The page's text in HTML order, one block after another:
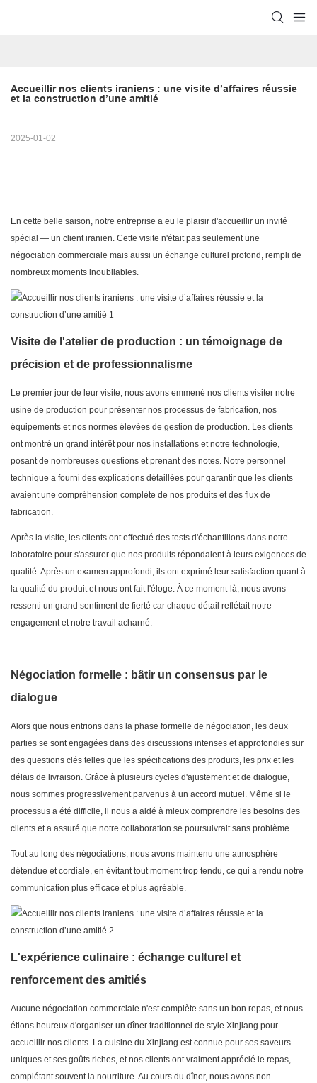
Accueillir nos clients iraniens : une visite d’affaires réussie
et la construction d’une amitié
2025-01-02
En cette belle saison, notre entreprise a eu le plaisir d'accueillir un invité
spécial — un client iranien. Cette visite n'était pas seulement une
négociation commerciale mais aussi un échange culturel profond, rempli de
nombreux moments inoubliables.
Visite de l'atelier de production : un témoignage de
précision et de professionnalisme
Le premier jour de leur visite, nous avons emmené nos clients visiter notre
usine de production pour présenter nos processus de fabrication, nos
équipements et nos normes élevées de gestion de production. Les clients
ont montré un grand intérêt pour nos installations et notre technologie,
posant de nombreuses questions et prenant des notes. Notre personnel
technique a fourni des explications détaillées pour garantir que les clients
avaient une compréhension complète de nos produits et des flux de
fabrication.
Après la visite, les clients ont effectué des tests d'échantillons dans notre
laboratoire pour s'assurer que nos produits répondaient à leurs exigences de
qualité. Après un examen approfondi, ils ont exprimé leur satisfaction quant à
la qualité du produit et nous ont fait l'éloge. À ce moment-là, nous avons
ressenti un grand sentiment de fierté car chaque détail reflétait notre
engagement et notre travail acharné.
Négociation formelle : bâtir un consensus par le
dialogue
Alors que nous entrions dans la phase formelle de négociation, les deux
parties se sont engagées dans des discussions intenses et approfondies sur
des questions clés telles que les spécifications des produits, les prix et les
délais de livraison. Grâce à plusieurs cycles d'ajustement et de dialogue,
nous sommes progressivement parvenus à un accord mutuel. Même si le
processus a été difficile, il nous a aidé à mieux comprendre les besoins des
clients et a assuré que notre collaboration se poursuivrait sans problème.
Tout au long des négociations, nous avons maintenu une atmosphère
détendue et cordiale, en évitant tout moment trop tendu, ce qui a rendu notre
communication plus efficace et plus agréable.
L'expérience culinaire : échange culturel et
renforcement des amitiés
Aucune négociation commerciale n'est complète sans un bon repas, et nous
étions heureux d'organiser un dîner traditionnel de style Xinjiang pour
accueillir nos clients. La cuisine du Xinjiang est connue pour ses saveurs
uniques et ses goûts riches, et nos clients ont vraiment apprécié le repas,
complétant souvent la nourriture. Au cours du dîner, nous avons non